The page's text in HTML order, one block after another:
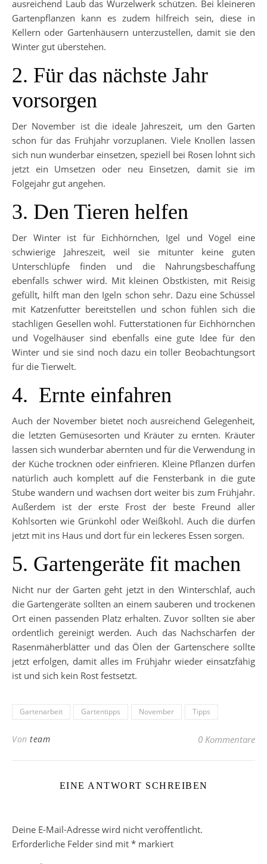
ausreichend Laub das Wurzelwerk schützen. Bei kleineren
Gartenpflanzen kann es zudem hilfreich sein, diese in
Kellern oder Gartenhäusern unterzustellen, damit sie den
Winter gut überstehen.
2. Für das nächste Jahr
vorsorgen
Der November ist die ideale Jahreszeit, um den Garten
schon für das Frühjahr vorzuplanen. Viele Knollen lassen
sich nun wunderbar einsetzen, speziell bei Rosen lohnt sich
jetzt ein Umsetzen oder neu Einsetzen, damit sie im
Folgejahr gut angehen.
3. Den Tieren helfen
Der Winter ist für Eichhörnchen, Igel und Vögel eine
schwierige Jahreszeit, weil sie mitunter keine guten
Unterschlüpfe finden und die Nahrungsbeschaffung
ebenfalls schwer wird. Mit kleinen Obstkisten, mit Reisig
gefüllt, hilft man den Igeln schon sehr. Dazu eine Schüssel
mit Katzenfutter bereitstellen und schon fühlen sich die
stachligen Gesellen wohl. Futterstationen für Eichhörnchen
und Vogelhäuser sind ebenfalls eine gute Idee für den
Winter und sie sind noch dazu ein toller Beobachtungsort
für die Tierwelt.
4. Ernte einfahren
Auch der November bietet noch ausreichend Gelegenheit,
die letzten Gemüsesorten und Kräuter zu ernten. Kräuter
lassen sich wunderbar abernten und für die Verwendung in
der Küche trocknen oder einfrieren. Kleine Pflanzen dürfen
natürlich auch komplett auf die Fensterbank in die gute
Stube wandern und wachsen dort weiter bis zum Frühjahr.
Außerdem ist der erste Frost der beste Freund aller
Kohlsorten wie Grünkohl oder Weißkohl. Auch die dürfen
jetzt mit ins Haus und dort für ein leckeres Essen sorgen.
5. Gartengeräte fit machen
Nicht nur der Garten geht jetzt in den Winterschlaf, auch
die Gartengeräte sollten an einem sauberen und trockenen
Ort einen passenden Platz erhalten. Zuvor sollten sie aber
ordentlich gereinigt werden. Auch das Nachschärfen der
Rasenmäherblätter und das Ölen der Gartenschere sollte
jetzt erfolgen, damit alles im Frühjahr wieder einsatzfähig
ist und sich kein Rost festsetzt.
Gartenarbeit Gartentipps November Tipps
Von team 0 Kommentare
EINE ANTWORT SCHREIBEN
Deine E-Mail-Adresse wird nicht veröffentlicht.
Erforderliche Felder sind mit * markiert